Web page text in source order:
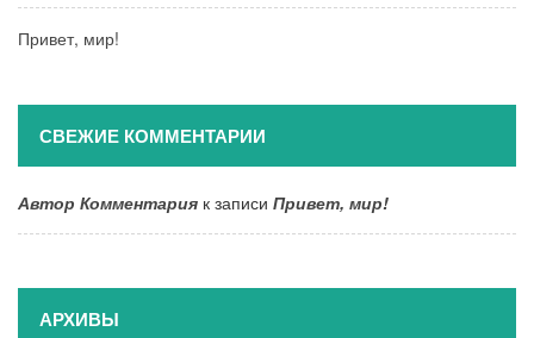
Привет, мир!
СВЕЖИЕ КОММЕНТАРИИ
Автор Комментария к записи Привет, мир!
АРХИВЫ